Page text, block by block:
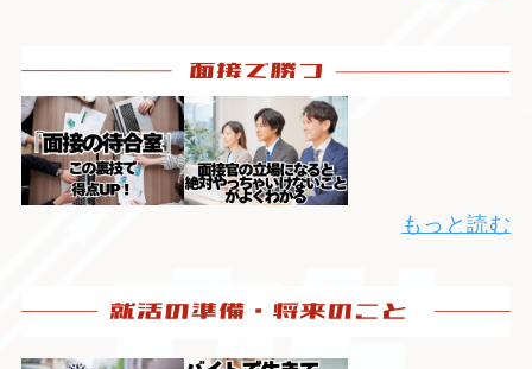
もっと読む